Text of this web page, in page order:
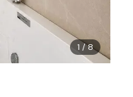
1 /8